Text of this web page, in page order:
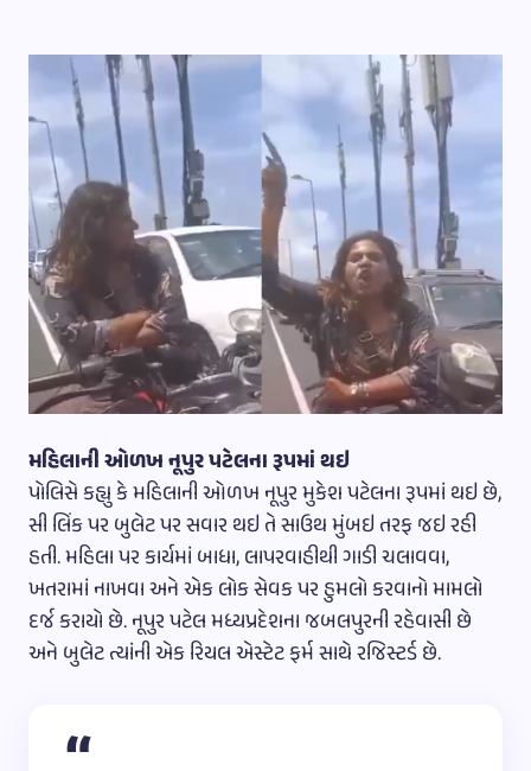
મહિલાની ઓળખ નૂપુર પટેલના રૂપમાં થઇ
પોલિસે કહ્યુ કે મહિલાની ઓળખ નૂપુર મુકેશ પટેલના રૂપમાં થઇ છે,
સી લિંક પર બુલેટ પર સવાર થઇ તે સાઉથ મુંબઇ તરફ જઇ રહી
હતી. મહિલા પર કાર્યમાં બાધા, લાપરવાહીથી ગાડી ચલાવવા,
ખતરામાં નાખવા અને એક લોક સેવક પર હુમલો કરવાનો મામલો
દર્જ કરાયો છે. નૂપુર પટેલ મધ્યપ્રદેશના જબલપુરની રહેવાસી છે
અને બુલેટ ત્યાંની એક રિયલ એસ્ટેટ ફર્મ સાથે રજિસ્ટર્ડ છે.